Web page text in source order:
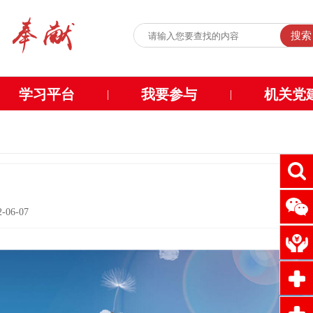
搜索
学习平台 | 我要参与 | 机关党
06-07